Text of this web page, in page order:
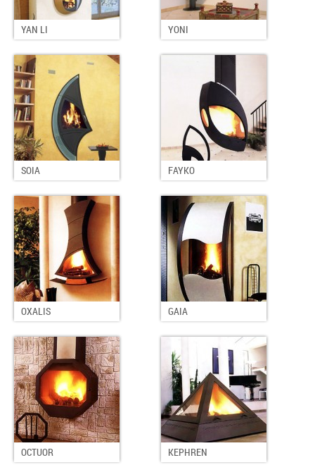
YAN LI YONI
SOIA FAYKO
OXALIS GAIA
OCTUOR KEPHREN